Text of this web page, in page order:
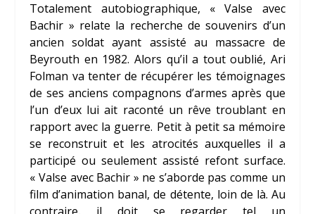
Totalement autobiographique, « Valse avec
Bachir » relate la recherche de souvenirs d’un
ancien soldat ayant assisté au massacre de
Beyrouth en 1982. Alors qu’il a tout oublié, Ari
Folman va tenter de récupérer les témoignages
de ses anciens compagnons d’armes après que
l’un d’eux lui ait raconté un rêve troublant en
rapport avec la guerre. Petit à petit sa mémoire
se reconstruit et les atrocités auxquelles il a
participé ou seulement assisté refont surface.
« Valse avec Bachir » ne s’aborde pas comme un
film d’animation banal, de détente, loin de là. Au